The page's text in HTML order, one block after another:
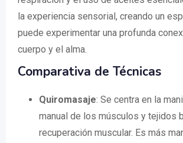
la experiencia sensorial, creando un
puede experimentar una profunda
cuerpo y el alma.
Comparativa de Técnicas
Quiromasaje: Se centra en la
manual de los músculos y tejidos
recuperación muscular. Es más